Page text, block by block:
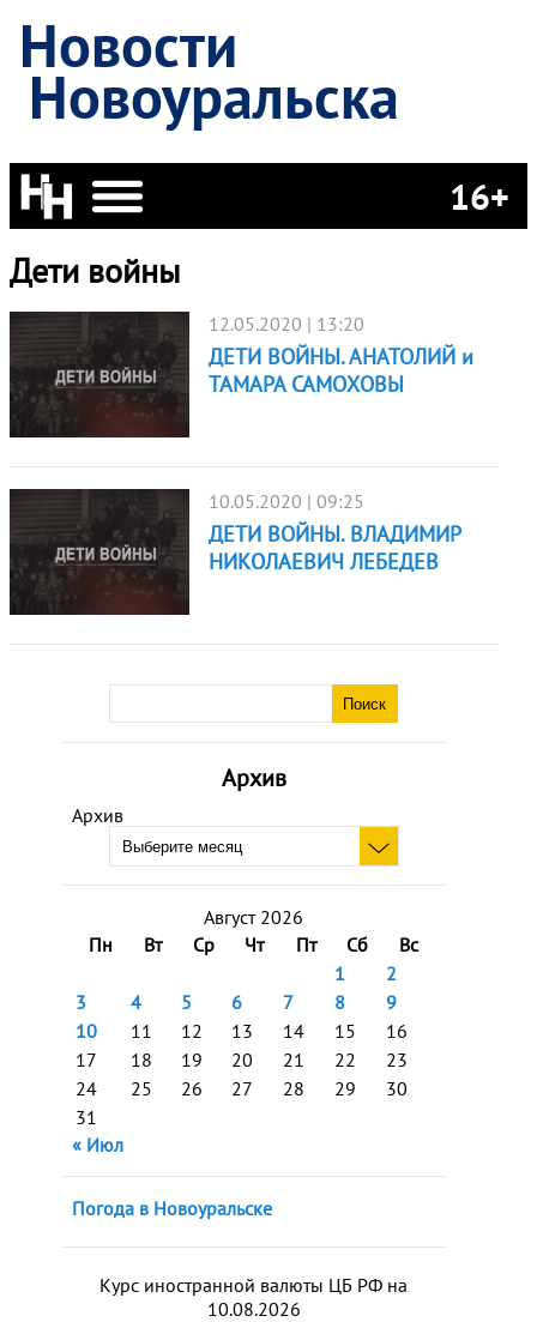
Новости
Новоуральска
16+
Архив
Архив
Август 2026
Пн
Вт Ср Чт Пт Сб
Вс
1
2
3
4 5 6 7 8
9
10
11 12 13 14 15
16
17
18 19 20 21 22
23
24
25 26 27 28 29
30
31
« Июл
Погода в Новоуральске
Курс иностранной валюты ЦБ РФ на
10.08.2026
Дети войны
12.05.2020 | 13:20
ДЕТИ ВОЙНЫ. АНАТОЛИЙ и
ТАМАРА САМОХОВЫ
10.05.2020 | 09:25
ДЕТИ ВОЙНЫ. ВЛАДИМИР
НИКОЛАЕВИЧ ЛЕБЕДЕВ